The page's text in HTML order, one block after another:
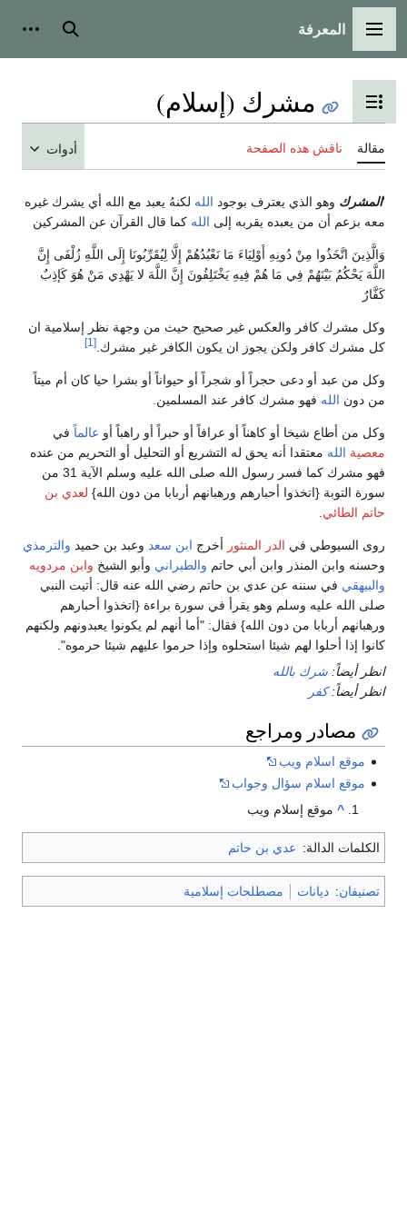
القائمة الرئيسية
المعرفة بحث
تبديل عرض جدول المحتويات
مشرك (إسلام)
مقالة ناقش هذه الصفحة أدوات
'المشرك وهو الذي يعترف بوجود الله لكنهُ يعبد مع الله أي يشرك غيره
معه بزعم أن من يعبده يقربه إلى الله كما قال القرآن عن المشركين
وَالَّذِينَ اتَّخَذُوا مِنْ دُونِهِ أَوْلِيَاءَ مَا نَعْبُدُهُمْ إِلَّا لِيُقَرِّبُونَا إِلَى اللَّهِ زُلْفَى إِنَّ
اللَّهَ يَحْكُمُ بَيْنَهُمْ فِي مَا هُمْ فِيهِ يَخْتَلِفُونَ إِنَّ اللَّهَ لا يَهْدِي مَنْ هُوَ كَإذِبٌ
كَفَّارٌ
وكل مشرك كافر والعكس غير صحيح حيث من وجهة نظر إسلامية ان
كل مشرك كافر ولكن يجوز ان يكون الكافر غير مشرك. [1]
وكل من عبد أو دعى حجراً أو شجراً أو حيواناً أو بشرا حيا كان أم ميتاً
من دون الله فهو مشرك كافر عند المسلمين.
وكل من أطاع شيخا أو كاهناً أو عرافاً أو حبراً أو راهباً أو عالماً في
معصية الله معتقدا أنه يحق له التشريع أو التحليل أو التحريم من عنده
فهو مشرك كما فسر رسول الله صلى الله عليه وسلم الآية 31 من
سورة التوبة {اتخذوا أحبارهم ورهبانهم أربابا من دون الله} لعدي بن
حاتم الطائي
روى السيوطي في الدر المنثور أخرج ابن سعد وعبد بن حميد والترمذي
وحسنه وابن المنذر وابن أبي حاتم والطبراني وأبو الشيخ وابن مردويه
والبيهقي في سننه عن عدي بن حاتم رضي الله عنه قال: أتيت النبي
صلى الله عليه وسلم وهو يقرأ في سورة براءة {اتخذوا أحبارهم
ورهبانهم أربابا من دون الله} فقال: "أما أنهم لم يكونوا يعبدونهم ولكنهم
كانوا إذا أحلوا لهم شيئا استحلوه وإذا حرموا عليهم شيئا حرموه".
انظر أيضاً: شرك بالله
انظر أيضاً:كفر
مصادر ومراجع
موقع اسلام ويب
موقع اسلام سؤال وجواب
^ موقع إسلام ويب
الكلمات الدالة: عدي بن حاتم
تصنيفان: ديانات مصطلحات إسلامية